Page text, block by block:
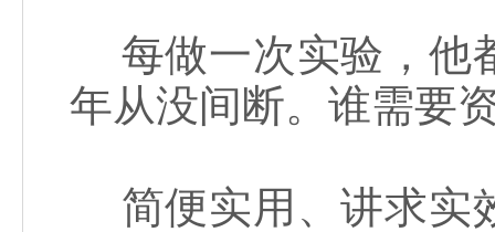
每做一次实验，他
年从没间断。谁需要
简便实用、讲求实